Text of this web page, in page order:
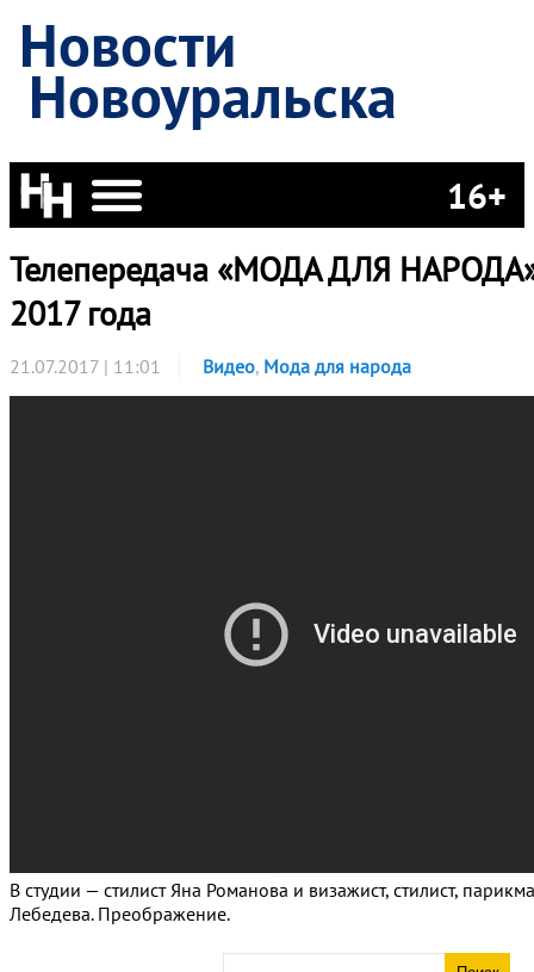
Новости
Новоуральска
16+
Телепередача «МОДА ДЛЯ
2017 года
21.07.2017 | 11:01 Видео, Мода для народа
В студии — стилист Яна Романова и визажист, стилист,
Лебедева. Преображение.